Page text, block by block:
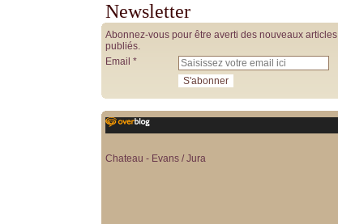
Newsletter
Abonnez-vous pour être averti des nouveaux articles
publiés.
Email
Chateau - Evans / Jura